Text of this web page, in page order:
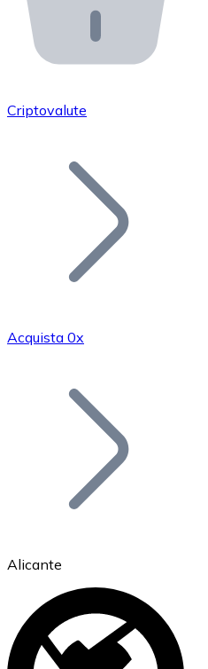
API Bitnovo
Integra la nostra API nel
Unisciti alla nostra rete
Aggiungi il token del
Bitcoin
Ethereum
Criptovalute
Acquista 0x
Alicante